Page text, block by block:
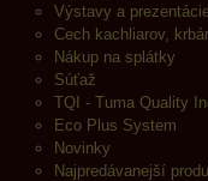
Výstavy a
Cech kachliarov,
Nákup na splátky
Súťaž
TQI - Tuma Quality
Eco Plus System
Novinky
Najpredávanejší